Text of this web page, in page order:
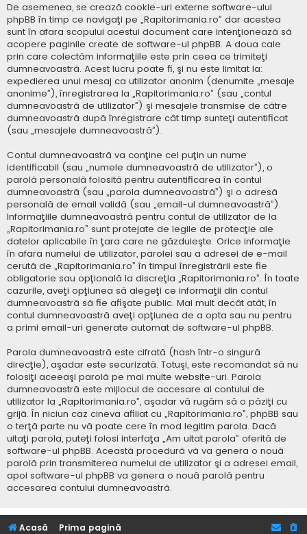
De asemenea, se crează cookie-uri externe software-ului
phpBB în timp ce navigaţi pe „Rapitorimania.ro” dar acestea
sunt în afara scopului acestui document care intenţionează să
acopere paginile create de software-ul phpBB. A doua cale
prin care colectăm informaţiile este prin ceea ce trimiteţi
dumneavoastră. Acest lucru poate fi, şi nu este limitat la:
expedierea unui mesaj ca utilizator anonim (denumite „mesaje
anonime”), înregistrarea la „Rapitorimania.ro” (sau „contul
dumneavoastră de utilizator”) şi mesajele transmise de către
dumneavoastră după înregistrare cât timp sunteţi autentificat
(sau „mesajele dumneavoastră”).
Contul dumneavoastră va conţine cel puţin un nume
identificabil (sau „numele dumneavoastră de utilizator”), o
parolă personală folosită pentru autentificarea în contul
dumneavoastră (sau „parola dumneavoastră”) şi o adresă
personală de email validă (sau „email-ul dumneavoastră”).
Informaţiile dumneavoastră pentru contul de utilizator de la
„Rapitorimania.ro” sunt protejate de legile de protecţie ale
datelor aplicabile în ţara care ne găzduieşte. Orice informaţie
în afara numelui de utilizator, parolei sau a adresei de e-mail
cerută de „Rapitorimania.ro” în timpul înregistrării este fie
obligatorie sau opţională la discreţia „Rapitorimania.ro”. În toate
cazurile, aveţi opţiunea să alegeţi ce informaţii din contul
dumneavoastră să fie afişate public. Mai mult decât atât, în
contul dumneavoastră aveţi opţiunea de a opta sau nu pentru
a primi email-uri generate automat de software-ul phpBB.
Parola dumneavoastră este cifrată (hash într-o singură
direcţie), aşadar este securizată. Totuşi, este recomandat să nu
folosiţi aceeaşi parolă pe mai multe website-uri. Parola
dumneavoastră este mijlocul de accesare al contului de
utilizator la „Rapitorimania.ro”, aşadar vă rugăm să o păziţi cu
grijă. În niciun caz cineva afiliat cu „Rapitorimania.ro”, phpBB sau
o terţă parte nu vă poate cere în mod legitim parola. Dacă
uitaţi parola, puteţi folosi interfaţa „Am uitat parola” oferită de
software-ul phpBB. Această procedură vă va genera o nouă
parolă prin transmiterea numelui de utilizator şi a adresei email,
apoi software-ul phpBB va genera o nouă parolă pentru
accesarea contului dumneavoastră.
Acasă Prima pagină